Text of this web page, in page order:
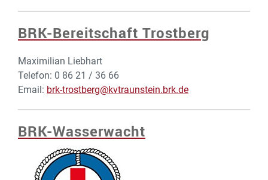
BRK-Bereitschaft Trostberg
Maximilian Liebhart
Telefon: 0 86 21 / 36 66
Email: brk-trostberg@kvtraunstein.brk.de
BRK-Wasserwacht